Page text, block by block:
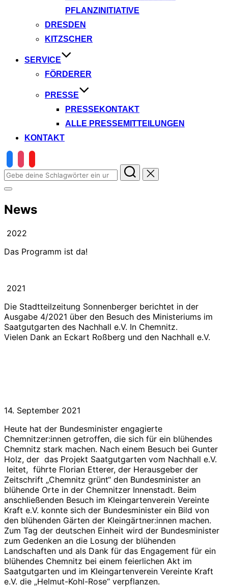
PFLANZINITIATIVE
DRESDEN
KITZSCHER
SERVICE
FÖRDERER
PRESSE
PRESSEKONTAKT
ALLE PRESSEMITTEILUNGEN
KONTAKT
Suchen
nach:
Seitenleiste
Navigation
umschalten
News
2022
Das Programm ist da!
2021
Die Stadtteilzeitung Sonnenberger berichtet in der
Ausgabe 4/2021 über den Besuch des Ministeriums im
Saatgutgarten des Nachhall e.V. In Chemnitz.
Vielen Dank an Eckart Roßberg und den Nachhall e.V.
14. September 2021
Heute hat der Bundesminister engagierte
Chemnitzer:innen getroffen, die sich für ein blühendes
Chemnitz stark machen. Nach einem Besuch bei Gunter
Holz, der das Projekt Saatgutgarten vom Nachhall e.V.
leitet, führte Florian Etterer, der Herausgeber der
Zeitschrift „Chemnitz grünt“ den Bundesminister an
blühende Orte in der Chemnitzer Innenstadt. Beim
anschließenden Besuch im Kleingartenverein Vereinte
Kraft e.V. konnte sich der Bundesminister ein Bild von
den blühenden Gärten der Kleingärtner:innen machen.
Zum Tag der deutschen Einheit wird der Bundesminister
zum Gedenken an die Losung der blühenden
Landschaften und als Dank für das Engagement für ein
blühendes Chemnitz bei einem feierlichen Akt im
Saatgutgarten und im Kleingartenverein Vereinte Kraft
e.V. die „Helmut-Kohl-Rose“ verpflanzen.